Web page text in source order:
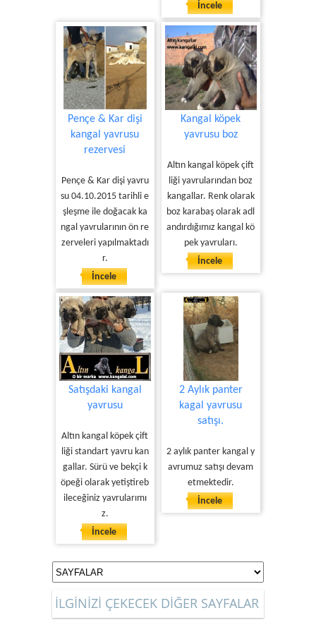
İncele
Pençe & Kar dişi
kangal yavrusu
rezervesi
Pençe & Kar dişi yavru
su 04.10.2015 tarihli e
şleşme ile doğacak ka
ngal yavrularının ön re
zerveleri yapılmaktadı
r.
İncele
Kangal köpek
yavrusu boz
Altın kangal köpek çift
liği yavrularından boz
kangallar. Renk olarak
boz karabaş olarak adl
andırdığımız kangal kö
pek yavruları.
İncele
Satışdaki kangal
yavrusu
Altın kangal köpek çift
liği standart yavru kan
gallar. Sürü ve bekçi k
öpeği olarak yetiştireb
ileceğiniz yavrularımı
z.
İncele
2 Aylık panter
kagal yavrusu
satışı.
2 aylık panter kangal y
avrumuz satışı devam
etmektedir.
İncele
İLGİNİZİ ÇEKECEK DİĞER SAYFALAR